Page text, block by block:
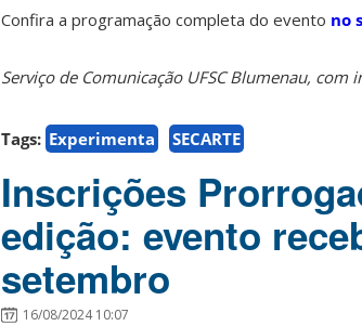
Confira a programação completa do evento no
Serviço de Comunicação UFSC Blumenau, com
Tags: Experimenta SECARTE
Inscrições
edição: evento
setembro
16/08/2024 10:07